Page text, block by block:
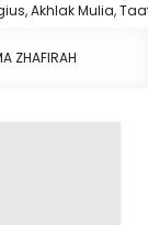
Akhlak Mulia, Taat
ZHAFIRAH